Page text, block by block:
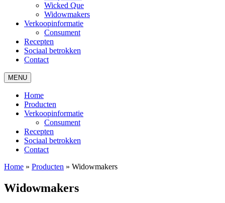
Wicked Que
Widowmakers
Verkoopinformatie
Consument
Recepten
Sociaal betrokken
Contact
MENU
Home
Producten
Verkoopinformatie
Consument
Recepten
Sociaal betrokken
Contact
Home » Producten » Widowmakers
Widowmakers